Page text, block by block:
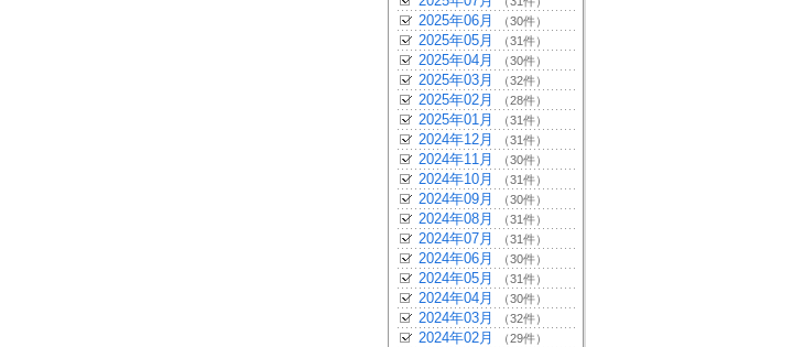
2025年06月 （30件）
2025年05月 （31件）
2025年04月 （30件）
2025年03月 （32件）
2025年02月 （28件）
2025年01月 （31件）
2024年12月 （31件）
2024年11月 （30件）
2024年10月 （31件）
2024年09月 （30件）
2024年08月 （31件）
2024年07月 （31件）
2024年06月 （30件）
2024年05月 （31件）
2024年04月 （30件）
2024年03月 （32件）
2024年02月 （29件）